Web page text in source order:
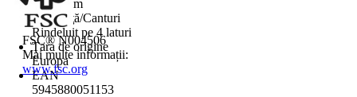
3.000 mm
Suprafaţă/Canturi
Rindeluit pe 4 laturi
Ţara de origine
Europa
EAN
5945880051153
FSC® N004506
Mai multe informații:
www.fsc.org